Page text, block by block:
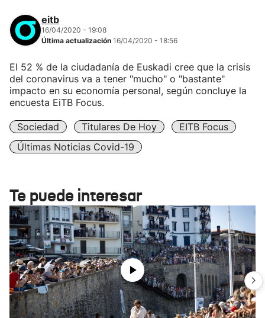
eitb
16/04/2020 - 19:08
Última actualización 16/04/2020 - 18:56
El 52 % de la ciudadanía de Euskadi cree que la crisis
del coronavirus va a tener "mucho" o "bastante"
impacto en su economía personal, según concluye la
encuesta EiTB Focus.
Sociedad Titulares De Hoy
EITB Focus
Últimas Noticias Covid-19
Te puede interesar